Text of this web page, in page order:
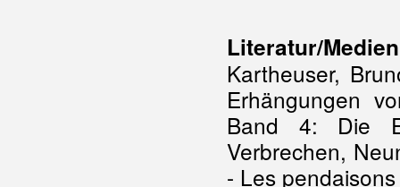
Literatur/Medien
Kartheuser,
Erhängungen
Band 4: Die
Verbrechen,
- Les